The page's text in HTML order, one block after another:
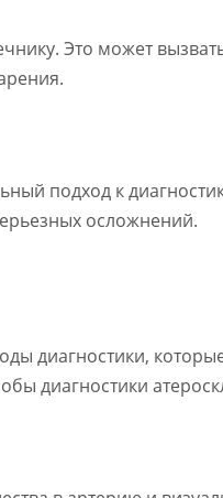
Это может
подход к
осложнений.
диагностики,
диагностики